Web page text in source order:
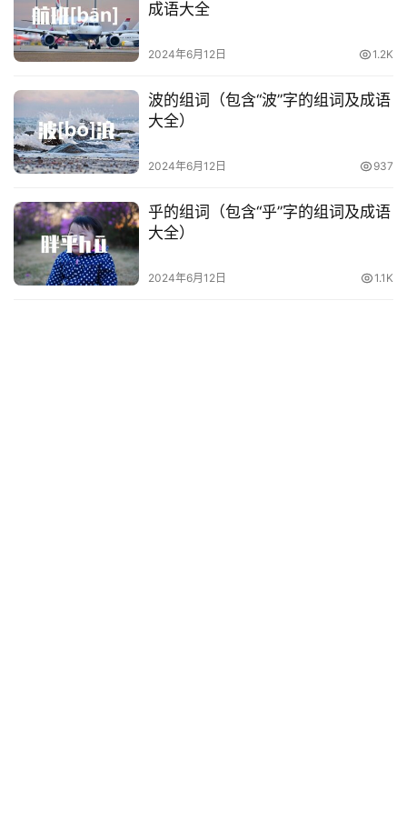
成语大全
2024年6月12日 1.2K
波的组词（包含“波”字的组词及成语
大全）
2024年6月12日 937
乎的组词（包含“乎”字的组词及成语
大全）
2024年6月12日 1.1K